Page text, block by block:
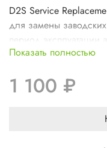
D2S Service
для замены
период эксплуатации
Показать полностью
1 100 ₽